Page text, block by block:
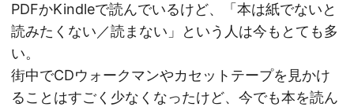
PDFかKindleで読んでいるけど、「本は紙でないと
読みたくない／読まない」という人は今もとても多
い。
街中でCDウォークマンやカセットテープを見かけ
ることはすごく少なくなったけど、今でも本を読ん